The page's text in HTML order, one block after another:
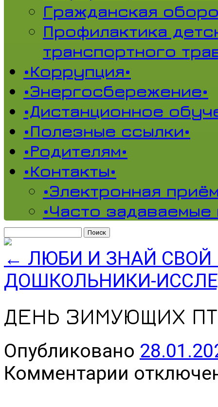
Гражданская
Профилактика
транспортного
•Коррупция•
•Энергосбережение•
•Дистанционное
•Полезные ссылки•
•Родителям•
•Контакты•
•Электронная
•Часто
← ЛЮБИ И ЗНАЙ СВОЙ
ДОШКОЛЬНИКИ-
ДЕНЬ ЗИМУЮЩИХ
Опубликовано
Комментарии
записи